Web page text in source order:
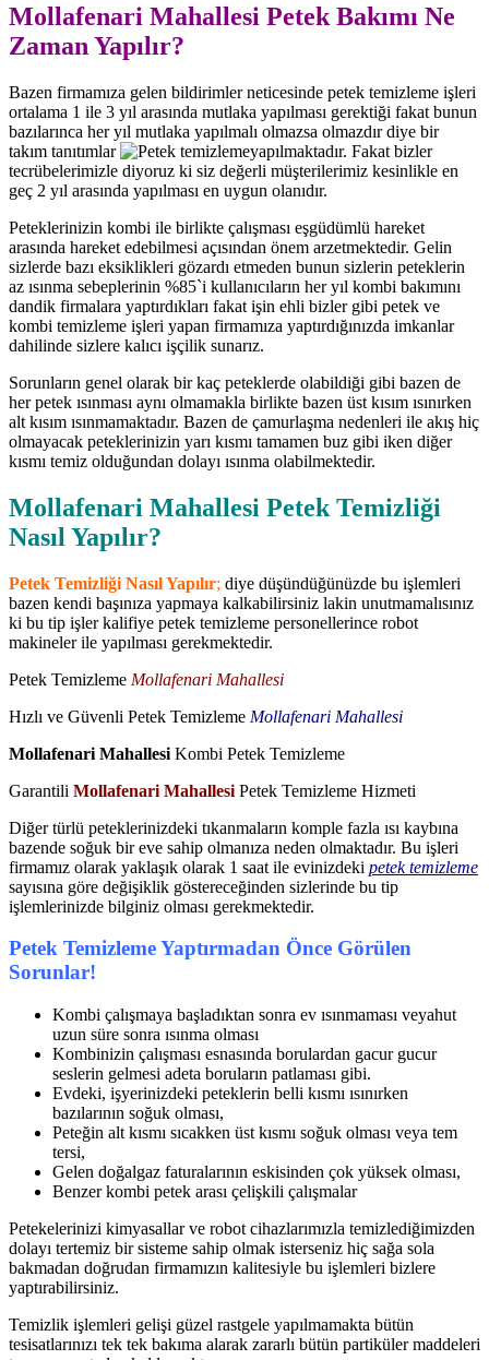
Mollafenari Mahallesi Petek Bakımı Ne
Zaman Yapılır?
Bazen firmamıza gelen bildirimler neticesinde petek temizleme işleri
ortalama 1 ile 3 yıl arasında mutlaka yapılması gerektiği fakat bunun
bazılarınca her yıl mutlaka yapılmalı olmazsa olmazdır diye bir
takım tanıtımlar
yapılmaktadır. Fakat bizler
tecrübelerimizle diyoruz ki siz değerli müşterilerimiz kesinlikle en
geç 2 yıl arasında yapılması en uygun olanıdır.
Peteklerinizin kombi ile birlikte çalışması eşgüdümlü hareket
arasında hareket edebilmesi açısından önem arzetmektedir. Gelin
sizlerde bazı eksiklikleri gözardı etmeden bunun sizlerin peteklerin
az ısınma sebeplerinin %85`i kullanıcıların her yıl kombi bakımını
dandik firmalara yaptırdıkları fakat işin ehli bizler gibi petek ve
kombi temizleme işleri yapan firmamıza yaptırdığınızda imkanlar
dahilinde sizlere kalıcı işçilik sunarız.
Sorunların genel olarak bir kaç peteklerde olabildiği gibi bazen de
her petek ısınması aynı olmamakla birlikte bazen üst kısım ısınırken
alt kısım ısınmamaktadır. Bazen de çamurlaşma nedenleri ile akış hiç
olmayacak peteklerinizin yarı kısmı tamamen buz gibi iken diğer
kısmı temiz olduğundan dolayı ısınma olabilmektedir.
Mollafenari Mahallesi Petek Temizliği
Nasıl Yapılır?
Petek Temizliği Nasıl Yapılır; diye düşündüğünüzde bu işlemleri
bazen kendi başınıza yapmaya kalkabilirsiniz lakin unutmamalısınız
ki bu tip işler kalifiye petek temizleme personellerince robot
makineler ile yapılması gerekmektedir.
Petek Temizleme Mollafenari Mahallesi
Hızlı ve Güvenli Petek Temizleme Mollafenari Mahallesi
Mollafenari Mahallesi Kombi Petek Temizleme
Garantili Mollafenari Mahallesi Petek Temizleme Hizmeti
Diğer türlü peteklerinizdeki tıkanmaların komple fazla ısı kaybına
bazende soğuk bir eve sahip olmanıza neden olmaktadır. Bu işleri
firmamız olarak yaklaşık olarak 1 saat ile evinizdeki petek temizleme
sayısına göre değişiklik göstereceğinden sizlerinde bu tip
işlemlerinizde bilginiz olması gerekmektedir.
Petek Temizleme Yaptırmadan Önce Görülen
Sorunlar!
Kombi çalışmaya başladıktan sonra ev ısınmaması veyahut
uzun süre sonra ısınma olması
Kombinizin çalışması esnasında borulardan gacur gucur
seslerin gelmesi adeta boruların patlaması gibi.
Evdeki, işyerinizdeki peteklerin belli kısmı ısınırken
bazılarının soğuk olması,
Peteğin alt kısmı sıcakken üst kısmı soğuk olması veya tem
tersi,
Gelen doğalgaz faturalarının eskisinden çok yüksek olması,
Benzer kombi petek arası çelişkili çalışmalar
Petekelerinizi kimyasallar ve robot cihazlarımızla temizlediğimizden
dolayı tertemiz bir sisteme sahip olmak isterseniz hiç sağa sola
bakmadan doğrudan firmamızın kalitesiyle bu işlemleri bizlere
yaptırabilirsiniz.
Temizlik işlemleri gelişi güzel rastgele yapılmamakta bütün
tesisatlarınızı tek tek bakıma alarak zararlı bütün partiküler maddeleri